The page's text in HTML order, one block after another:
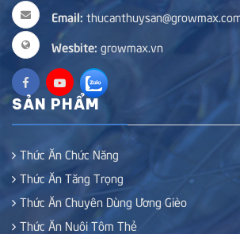
Email:
Wesbite: growmax.vn
SẢN PHẨM
Thức Ăn Chức Năng
Thức Ăn Tăng Trọng
Thức Ăn Chuyên Dùng Ương Gièo
Thức Ăn Nuôi Tôm Thẻ